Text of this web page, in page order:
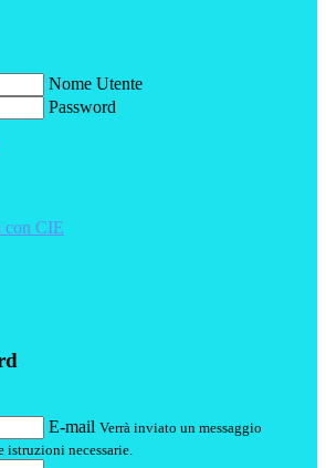
Nome Utente
Password
con CIE
E-mail Verrà inviato un messaggio
necessarie.